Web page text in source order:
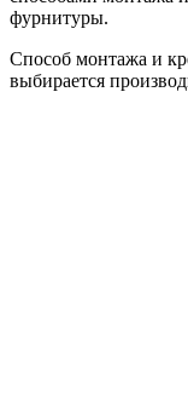
фурнитуры.
Способ монтажа и
выбирается